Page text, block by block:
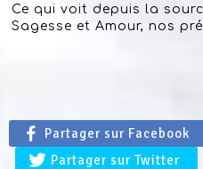
Ce qui voit depuis la
Sagesse et Amour, nos
Partager sur Facebook
Partager sur Twitter